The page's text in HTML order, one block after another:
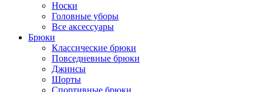
Носки
Головные уборы
Все аксессуары
Брюки
Классические брюки
Повседневные брюки
Джинсы
Шорты
Спортивные брюки